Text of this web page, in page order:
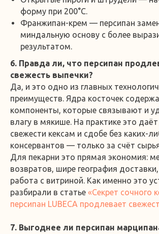
форму при 200°C.
Франжипан-крем — персипан
миндальную основу с более
результатом.
6. Правда ли, что персипан
свежесть выпечки?
Да, и это одно из главных
преимуществ. Ядра косточек
компоненты, которые связывают и
влагу в мякише. На практике это
свежести кексам и сдобе без каких-
консервантов — только за счёт
Для пекарни это прямая экономия:
возвратов, шире география
работа с витриной. Как именно это
разбирали в статье «Секрет сочного
персипан LUBECA продлевает
7. Выгоднее ли персипан